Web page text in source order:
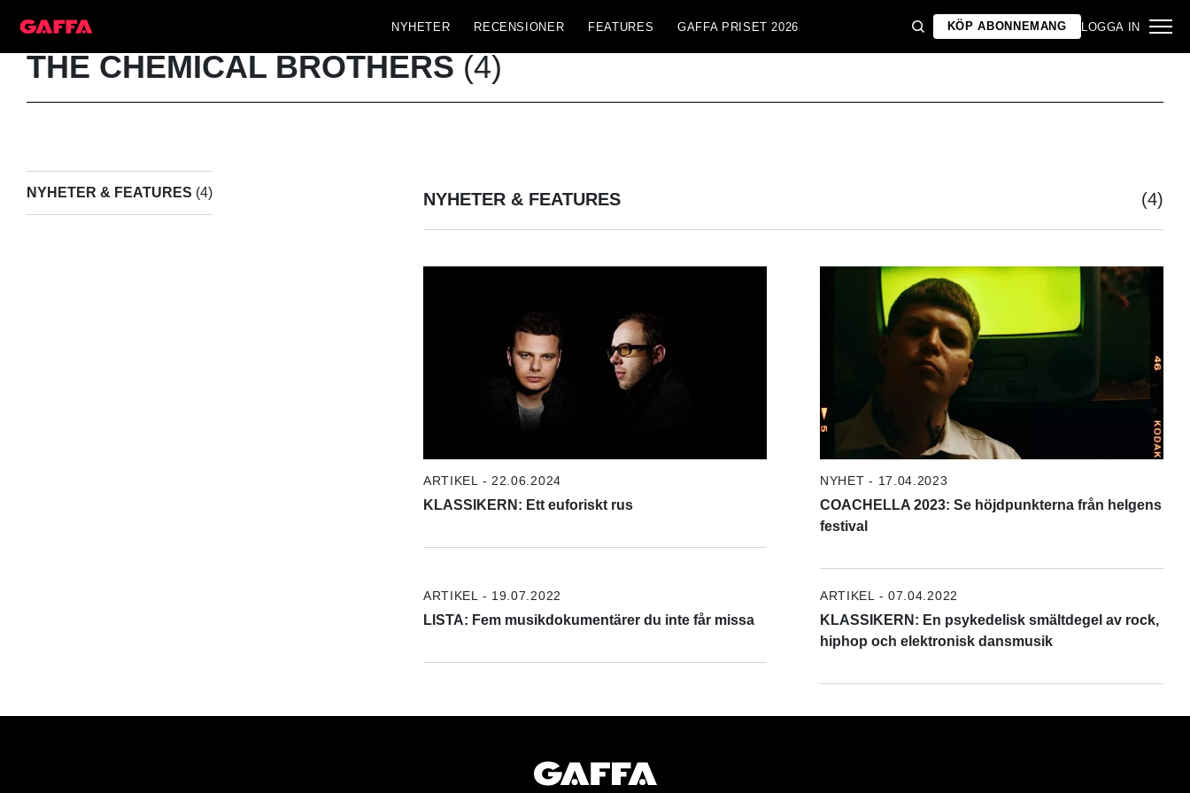
NYHETER RECENSIONER FEATURES GAFFA PRISET 2026 KÖP ABONNEMANG LOGGA IN
THE CHEMICAL BROTHERS (4)
NYHETER & FEATURES (4) NYHETER & FEATURES (4)
ARTIKEL - 22.06.2024
KLASSIKERN: Ett euforiskt rus
NYHET - 17.04.2023
COACHELLA 2023: Se höjdpunkterna från helgens
festival
ARTIKEL - 19.07.2022
LISTA: Fem musikdokumentärer du inte får missa
ARTIKEL - 07.04.2022
KLASSIKERN: En psykedelisk smältdegel av rock,
hiphop och elektronisk dansmusik